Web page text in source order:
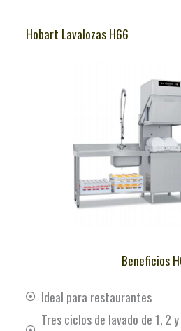
Hobart Lavalozas H66
Beneficios
Ideal para restaurantes
Tres ciclos de lavado de 1, 2